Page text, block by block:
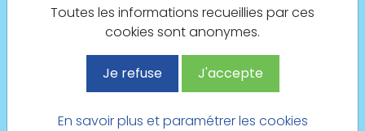
Retour à la liste des actualités
Toutes les informations recueillies par ces
cookies sont anonymes.
Je refuse J'accepte
En savoir plus et paramétrer les cookies